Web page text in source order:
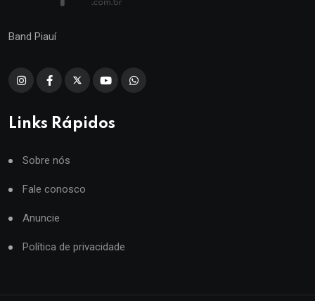
Band Piauí
Links Rápidos
Sobre nós
Fale conosco
Anuncie
Política de privacidade